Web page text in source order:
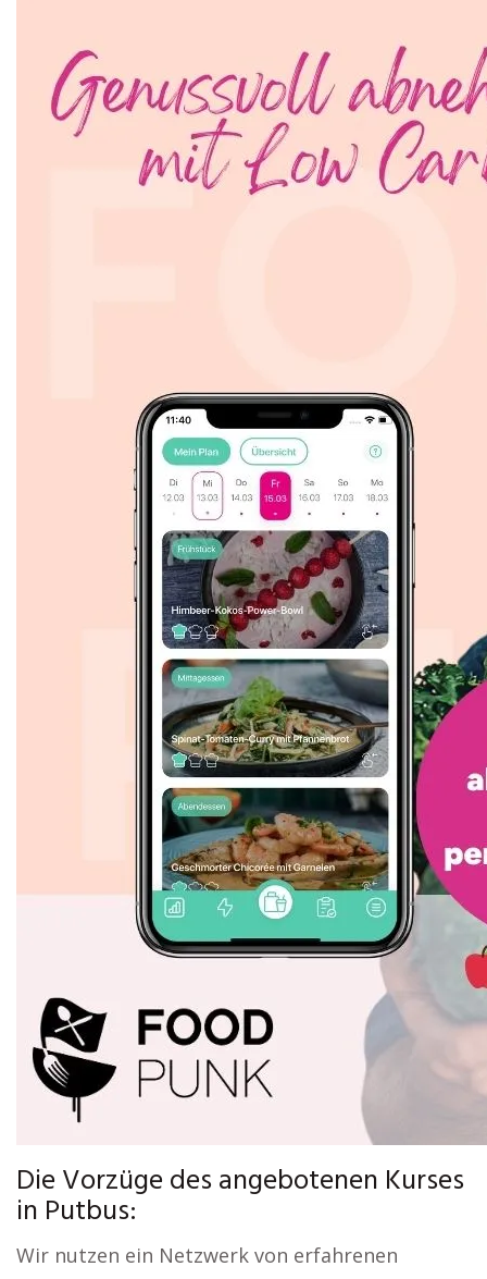
Die Vorzüge des angebotenen Kurses
in Putbus:
Wir nutzen ein Netzwerk von erfahrenen